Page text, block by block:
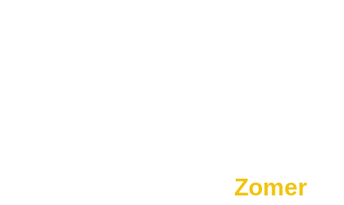
Zomer